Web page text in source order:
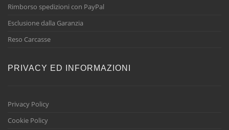
Rimborso spedizioni con PayPal
Esclusione dalla Garanzia
Reso Carcasse
PRIVACY ED INFORMAZIONI
Privacy Policy
Cookie Policy